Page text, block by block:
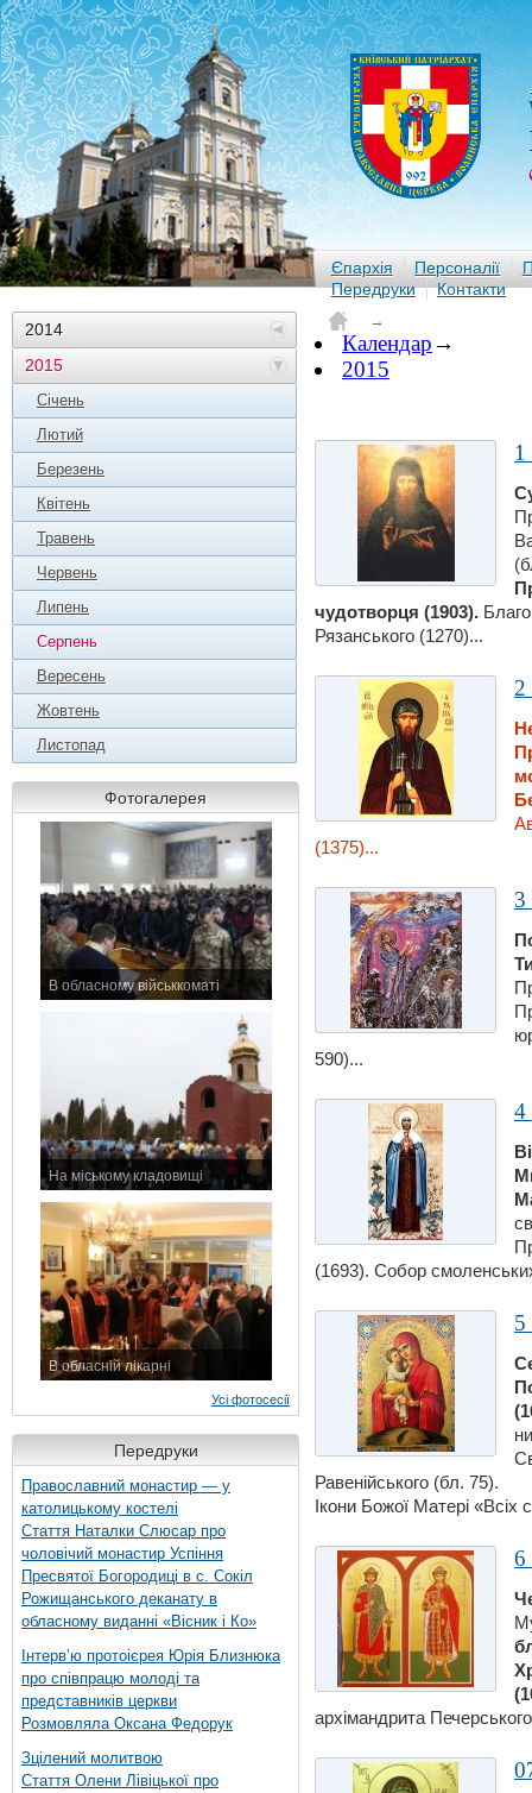
Єпархія Персоналії
Передруки
Контакти
2014
2015
Січень
Лютий
Березень
Квітень
Травень
Червень
Липень
Серпень
Вересень
Жовтень
Листопад
Фотогалерея
В обласному військкоматі
На міському кладовищі
В обласній лікарні
Усі фотосесії
Передруки
Православний монастир — у
католицькому костелі
Стаття Наталки Слюсар про
чоловічий монастир Успіння
Пресвятої Богородиці в с. Сокіл
Рожищанського деканату в
обласному виданні «Вісник і Ко»
Інтерв’ю протоієрея Юрія Близнюка
про співпрацю молоді та
представників церкви
Розмовляла Оксана Федорук
Зцілений молитвою
Стаття Олени Лівіцької про
→
Календар→
2015
1
чудотворця (1903).
Рязанського (1270)...
2
(1375)...
3
590)...
4
(1693). Собор
5
Равенійського (бл. 75).
Ікони Божої Матерi «Всiх
6
архімандрита